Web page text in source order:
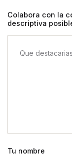
Colabora con la
descriptiva
Tu nombre